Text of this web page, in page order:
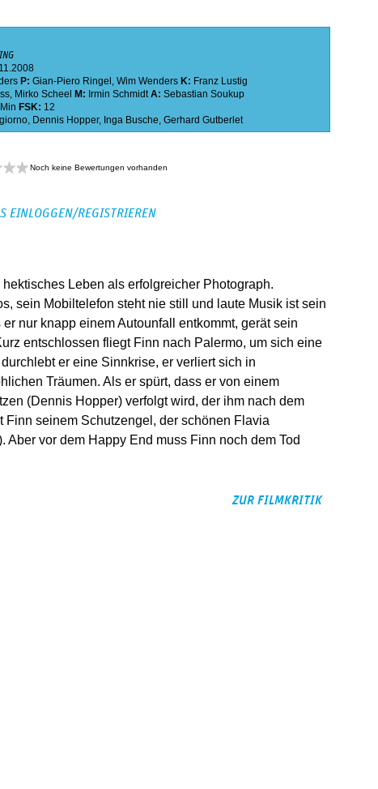
P: Gian-Piero Ringel , Wim Wenders K: Franz Lustig
, Mirko Scheel M: Irmin Schmidt A: Sebastian Soukup
FSK: 12
, Dennis Hopper, Inga Busche, Gerhard Gutberlet
Noch keine Bewertungen vorhanden
EINLOGGEN/REGISTRIEREN
Leben als erfolgreicher Photograph.
sein Mobiltelefon steht nie still und laute Musik ist sein
nur knapp einem Autounfall entkommt, gerät sein
entschlossen fliegt Finn nach Palermo, um sich eine
er eine Sinnkrise, er verliert sich in
Träumen. Als er spürt, dass er von einem
(Dennis Hopper) verfolgt wird, der ihm nach dem
Finn seinem Schutzengel, der schönen Flavia
Aber vor dem Happy End muss Finn noch dem Tod
ZUR FILMKRITIK